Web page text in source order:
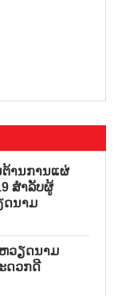
ານການແຜ່
ສຳລັບຜູ້
ດນາມ
ຫວຽດນາມ
ດວກດີ